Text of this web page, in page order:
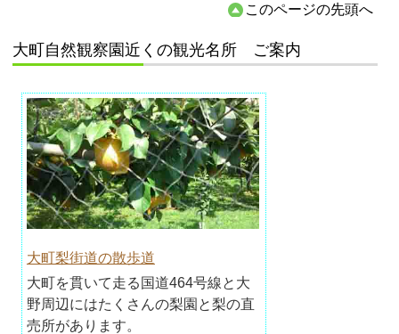
このページの先頭へ
大町自然観察園近くの観光名所 ご案内
大町梨街道の散歩道
大町を貫いて走る国道464号線と大
野周辺にはたくさんの梨園と梨の直
売所があります。